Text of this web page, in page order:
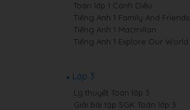
Toán lớp 1 Cánh Diều
Tiếng Anh 1 Family And Friends
Tiếng Anh 1 Macmillan
Tiếng Anh 1 Explore Our World
Lớp 3
Lý thuyết Toán lớp 3
Giải bài tập SGK Toán lớp 3